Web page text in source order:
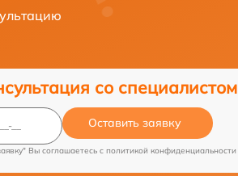
со специалистом
Оставить заявку
Вы соглашаетесь c политикой конфиденциальности